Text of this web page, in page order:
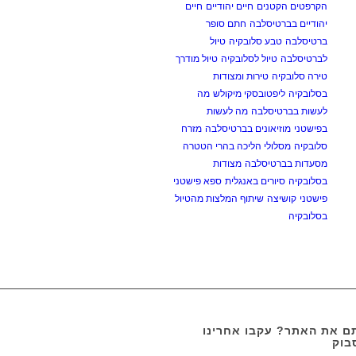
הקרפטים הקטנים חיים יהודיים חיים
יהודיים בברטיסלבה חתם סופר
ברטיסלבה טבע סלובקיה טיול
לברטיסלבה טיול לסלובקיה טיול מודרך
טירה סלובקיה טירות ומצודות
בסלובקיה ליפטובסקי מיקולש מה
לעשות בברטיסלבה מה לעשות
בפישטני מוזיאונים בברטיסלבה מזרח
סלובקיה מסלולי הליכה בהרי הטטרה
מסעדות בברטיסלבה מצודות
בסלובקיה סיורים באנגלית ספא פישטני
פישטני קושיצה שיתוף המלצות מהטיול
בסלובקיה
את האתר? עקבו אחרינו